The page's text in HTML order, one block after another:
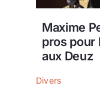
Maxime
pros pour
aux Deuz
Divers